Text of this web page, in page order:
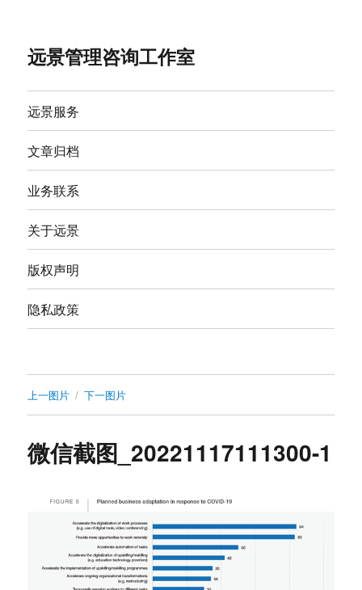
远景管理咨询工作室
远景服务
文章归档
业务联系
关于远景
版权声明
隐私政策
上一图片 下一图片
微信截图_20221117111300-1